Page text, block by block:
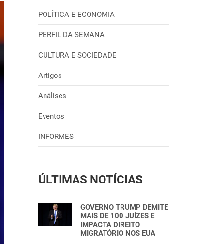
POLÍTICA E ECONOMIA
PERFIL DA SEMANA
CULTURA E SOCIEDADE
Artigos
Análises
Eventos
INFORMES
ÚLTIMAS NOTÍCIAS
GOVERNO TRUMP DEMITE
MAIS DE 100 JUÍZES E
IMPACTA DIREITO
MIGRATÓRIO NOS EUA